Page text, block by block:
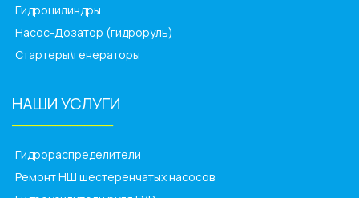
Гидроцилиндры
Насос-Дозатор (гидроруль)
Стартеры\генераторы
НАШИ УСЛУГИ
Гидрораспределители
Ремонт НШ шестеренчатых насосов